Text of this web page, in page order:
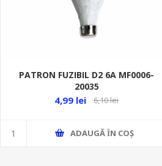
PATRON FUZIBIL D2 6A MF0006-
20035
4,99 lei 6,10 lei
ADAUGĂ ȊN COŞ